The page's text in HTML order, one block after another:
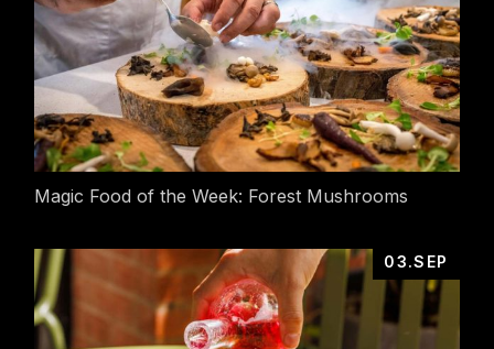
Magic Food of the Week: Forest Mushrooms
03.SEP